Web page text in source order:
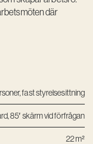
där
fast styrelsesittning
85′ skärm vid förfrågan
22 m²